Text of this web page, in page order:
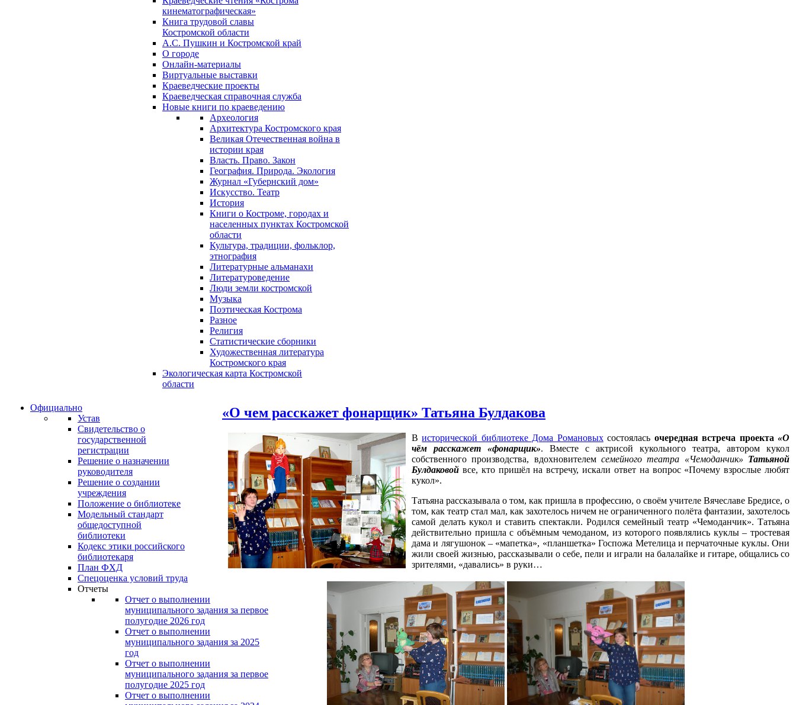
кинематографическая»
Книга трудовой славы
Костромской области
А.С. Пушкин и Костромской край
О городе
Онлайн-материалы
Виртуальные выставки
Краеведческие проекты
Краеведческая справочная служба
Новые книги по краеведению
Археология
Архитектура Костромского края
Великая Отечественная война в
истории края
Власть. Право. Закон
География. Природа. Экология
Журнал «Губернский дом»
Искусство. Театр
История
Книги о Костроме, городах и
населенных пунктах Костромской
области
Культура, традиции, фольклор,
этнография
Литературные альманахи
Литературоведение
Люди земли костромской
Музыка
Поэтическая Кострома
Разное
Религия
Статистические сборники
Художественная литература
Костромского края
Экологическая карта Костромской
области
Официально
Устав
Свидетельство о
государственной
регистрации
Решение о назначении
руководителя
Решение о создании
учреждения
Положение о библиотеке
Модельный стандарт
общедоступной
библиотеки
Кодекс этики российского
библиотекаря
План ФХД
Спецоценка условий труда
Отчеты
Отчет о выполнении
муниципального задания за первое
полугодие 2026 год
Отчет о выполнении
муниципального задания за 2025
год
Отчет о выполнении
муниципального задания за первое
полугодие 2025 год
Отчет о выполнении
«О чем расскажет фонарщик» Татьяна Булдакова
Висторической библиотеке Дома Романовыхсостоялась очередная встреча проекта«О
чём расскажет «фонарщик». Вместе с актрисой кукольного театра, автором кукол
собственного производства, вдохновителем семейного театра «Чемоданчик» Татьяной
Булдаковой все, кто пришёл на встречу, искали ответ на вопрос «Почему взрослые любят
кукол».
Татьяна рассказывала о том, как пришла в профессию, о своём учителе Вячеславе Бредисе, о
том, как театр стал мал, как захотелось ничем не ограниченного полёта фантазии, захотелось
самой делать кукол и ставить спектакли. Родился семейный театр «Чемоданчик». Татьяна
действительно пришла с объёмным чемоданом, из которого появлялись куклы – тростевая
дама и лягушонок – «мапетка», «планшетка» Госпожа Метелица и перчаточные куклы. Они
жили своей жизнью, рассказывали о себе, пели и играли на балалайке и гитаре, общались со
зрителями, «давались» в руки…